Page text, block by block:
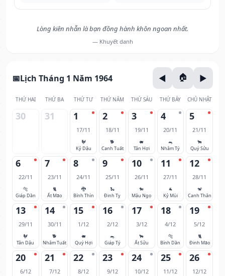
Lòng kiên nhẫn là bạn đồng hành khôn ngoan nhất.
— Khuyết danh
Lịch Tháng 1 Năm 1964
THỨ HAI THỨ BA THỨ TƯ THỨ NĂM THỨ SÁU THỨ BẢY CHỦ NHẬT
30 31 1
17/11
🐓
Kỷ Dậu
2
18/11
🐕
Canh Tuất
3
19/11
🐖
Tân Hợi
4
20/11
🐀
Nhâm Tý
5
21/11
🐂
Quý Sửu
6
22/11
🐅
Giáp Dần
7
23/11
🐈
Ất Mão
8
24/11
🐉
Bính Thìn
9
25/11
🐍
Đinh Tỵ
10
26/11
🐎
Mậu Ngọ
11
27/11
🐐
Kỷ Mùi
12
28/11
🐒
Canh Thân
13
29/11
🐓
Tân Dậu
14
30/11
🐕
Nhâm Tuất
15
1/12
🐖
Quý Hợi
16
2/12
🐀
Giáp Tý
17
3/12
🐂
Ất Sửu
18
4/12
🐅
Bính Dần
19
5/12
🐈
Đinh Mão
20
6/12
21
7/12
22
8/12
23
9/12
24
10/12
25
11/12
26
12/12